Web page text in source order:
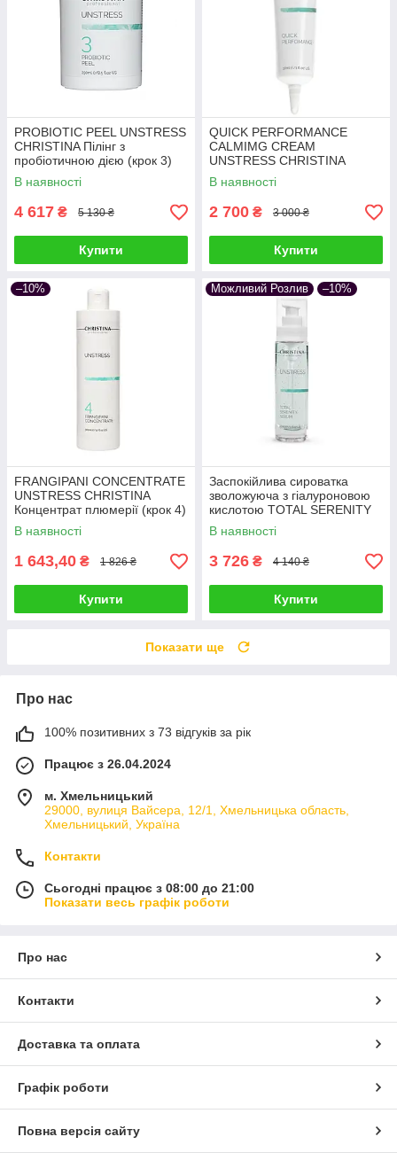
PROBIOTIC PEEL UNSTRESS
CHRISTINA Пілінг з
пробіотичною дією (крок 3)
250 мл
В наявності
4 617 ₴ 5 130 ₴
Купити
QUICK PERFORMANCE
CALMIMG CREAM
UNSTRESS CHRISTINA
Заспокійливий крем швидкої
дії 30 мл
В наявності
2 700 ₴ 3 000 ₴
Купити
–10%
FRANGIPANI CONCENTRATE
UNSTRESS CHRISTINA
Концентрат плюмерії (крок 4)
300 мл
В наявності
1 643,40 ₴ 1 826 ₴
Купити
Можливий Розлив –10%
Заспокійлива сироватка
зволожуюча з гіалуроновою
кислотою TOTAL SERENITY
SERUM UNSTRESS
CHRISTINA "Тоталь" 100 мл
В наявності
3 726 ₴ 4 140 ₴
Купити
Показати ще
Про нас
100% позитивних з 73 відгуків за рік
Працює з 26.04.2024
м. Хмельницький
29000, вулиця Вайсера, 12/1, Хмельницька область,
Хмельницький, Україна
Контакти
Сьогодні працює з 08:00 до 21:00
Показати весь графік роботи
Про нас
Контакти
Доставка та оплата
Графік роботи
Повна версія сайту